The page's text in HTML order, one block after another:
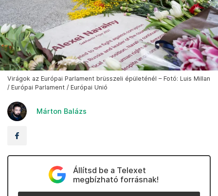
Virágok az Európai Parlament brüsszeli épületénél – Fotó: Luis Millan
/ Európai Parlament / Európai Unió
Márton Balázs
Állítsd be a Telexet
megbízható forrásnak!